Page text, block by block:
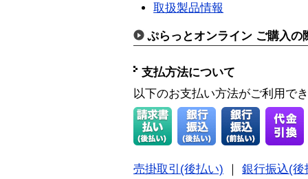
取扱製品情報
ぷらっとオンライン ご購入の
支払方法について
以下のお支払い方法がご利用で
売掛取引(後払い)
銀行振込(後